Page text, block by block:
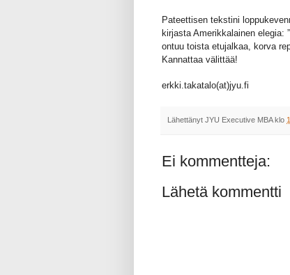
Pateettisen tekstini
kirjasta Amerikkalainen elegia:
ontuu toista etujalkaa, korva
Kannattaa välittää!
erkki.takatalo(at)jyu.fi
Lähettänyt JYU Executive MBA klo
Ei kommentteja:
Lähetä kommentti